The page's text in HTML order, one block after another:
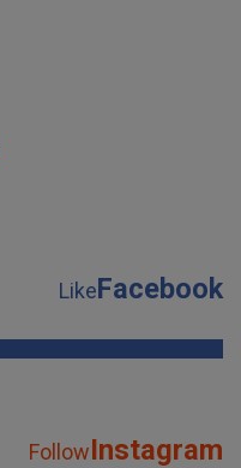
LikeFacebook
FollowInstagram